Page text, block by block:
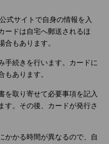
式サイトで自身の情報を入
ードは自宅へ郵送されるほ
合もあります。
手続きを行います。カードに
もあります。
を取り寄せて必要事項を記入
す。その後、カードが発行さ
かかる時間が異なるので、自